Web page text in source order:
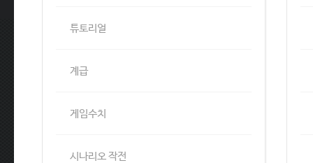
튜토리얼
계급
게임수치
시나리오 작전